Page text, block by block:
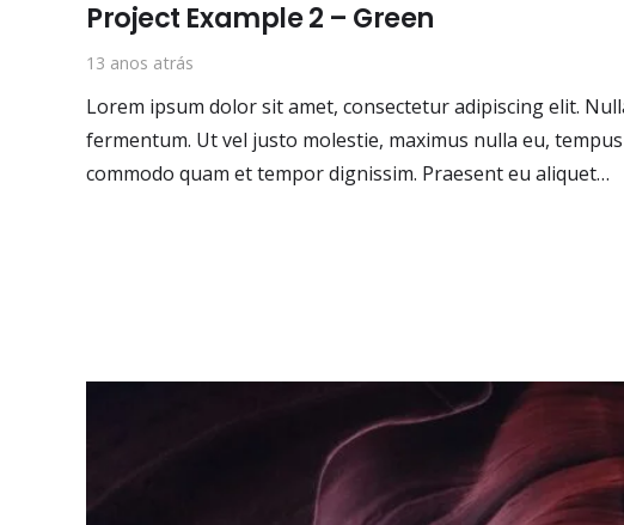
Project Example 2 – Green
13 anos atrás
Lorem ipsum dolor sit amet, consectetur adipiscing elit.
fermentum. Ut vel justo molestie, maximus nulla eu,
commodo quam et tempor dignissim. Praesent eu aliquet…